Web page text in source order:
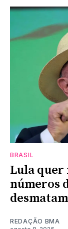
BRASIL
Lula quer
números
REDAÇÃO BMA